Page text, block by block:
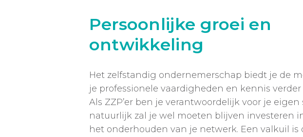
Persoonlijke groei en
ontwikkeling
Het zelfstandig ondernemerschap biedt je de
je professionele vaardigheden en kennis
Als ZZP’er ben je verantwoordelijk voor je eigen
natuurlijk zal je wel moeten blijven investeren
het onderhouden van je netwerk. Een valkuil is